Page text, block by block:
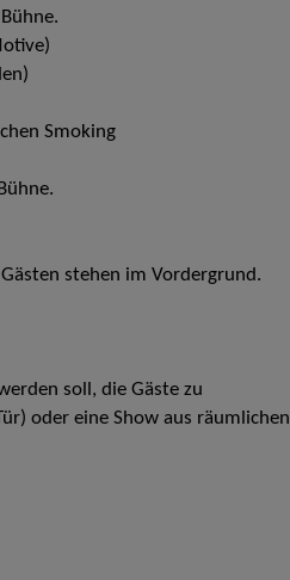
Smoking
stehen im Vordergrund.
soll, die Gäste zu
oder eine Show aus räumlichen